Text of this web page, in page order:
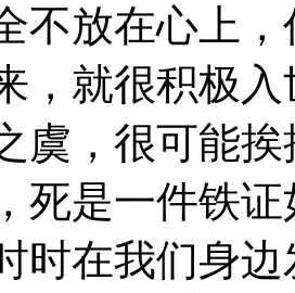
不放在心上
，就很积极
虞，很可能挨
是一件铁证
时在我们身